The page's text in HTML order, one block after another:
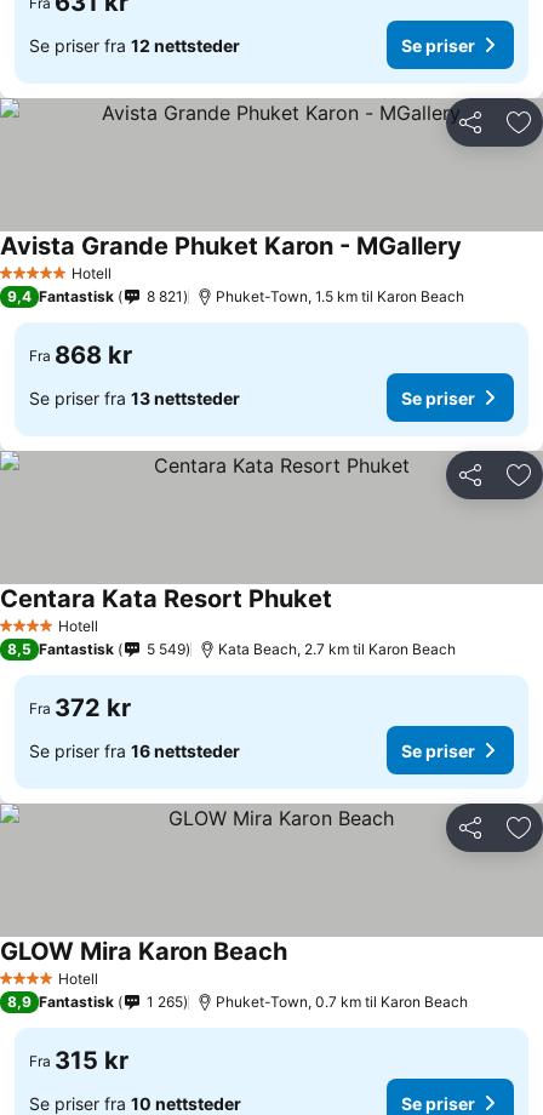
Se priser fra 12 nettsteder Se priser
Del
5 Stjerner Hotell
Avista Grande Phuket Karon - MGallery
9,4 Fantastisk 8 821 Phuket-Town, 1.5 km til Karon Beach
Fra 868 kr
Se priser fra 13 nettsteder Se priser
Del
4 StjernerHotell
Centara Kata Resort Phuket
8,5 Fantastisk 5 549 Kata Beach, 2.7 km til Karon Beach
Fra 372 kr
Se priser fra 16 nettsteder Se priser
Del
4 StjernerHotell
GLOW Mira Karon Beach
8,9 Fantastisk 1 265 Phuket-Town, 0.7 km til Karon Beach
Fra 315 kr
Se priser fra 10 nettsteder Se priser